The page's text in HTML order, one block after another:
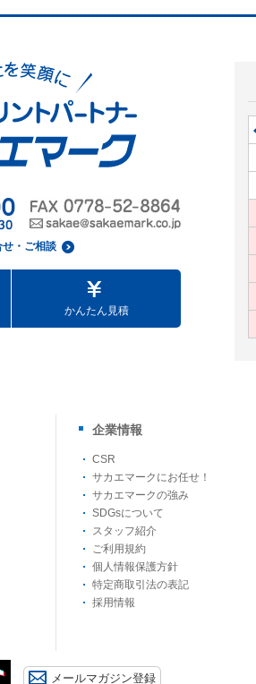
せ・ご相談
かんたん見積
企業情報
CSR
サカエマークにお任せ！
サカエマークの強み
SDGsについて
スタッフ紹介
ご利用規約
個人情報保護方針
特定商取引法の表記
採用情報
メールマガジン登録